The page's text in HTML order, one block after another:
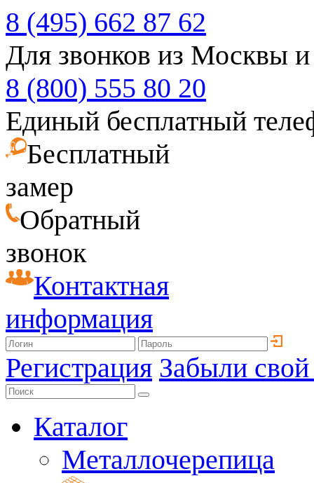
8 (495) 662 87 62
Для звонков из Москвы
8 (800) 555 80 20
Единый бесплатный
Бесплатный
замер
Обратный
звонок
Контактная
информация
Регистрация Забыли
Каталог
Металлочерепица